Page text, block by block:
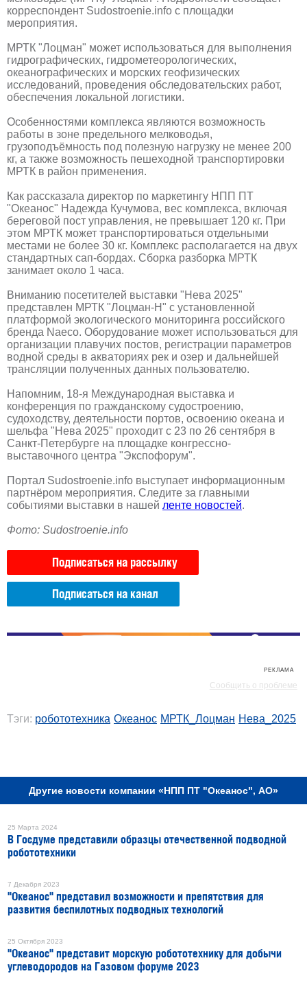
корреспондент Sudostroenie.info с площадки
мероприятия.
МРТК "Лоцман" может использоваться для выполнения
гидрографических, гидрометеорологических,
океанографических и морских геофизических
исследований, проведения обследовательских работ,
обеспечения локальной логистики.
Особенностями комплекса являются возможность
работы в зоне предельного мелководья,
грузоподъёмность под полезную нагрузку не менее 200
кг, а также возможность пешеходной транспортировки
МРТК в район применения.
Как рассказала директор по маркетингу НПП ПТ
"Океанос" Надежда Кучумова, вес комплекса, включая
береговой пост управления, не превышает 120 кг. При
этом МРТК может транспортироваться отдельными
местами не более 30 кг. Комплекс располагается на двух
стандартных сап-бордах. Сборка разборка МРТК
занимает около 1 часа.
Вниманию посетителей выставки "Нева 2025"
представлен МРТК "Лоцман-Н" с установленной
платформой экологического мониторинга российского
бренда Naeco. Оборудование может использоваться для
организации плавучих постов, регистрации параметров
водной среды в акваториях рек и озер и дальнейшей
трансляции полученных данных пользователю.
Напомним, 18-я Международная выставка и
конференция по гражданскому судостроению,
судоходству, деятельности портов, освоению океана и
шельфа "Нева 2025" проходит с 23 по 26 сентября в
Санкт-Петербурге на площадке конгрессно-
выставочного центра "Экспофорум".
Портал Sudostroenie.info выступает информационным
партнёром мероприятия. Следите за главными
событиями выставки в нашей ленте новостей.
Фото: Sudostroenie.info
Подписаться на рассылку
Подписаться на канал
РЕКЛАМА
Сообщить о проблеме
Тэги: робототехника Океанос МРТК_Лоцман Нева_2025
Другие новости компании «НПП ПТ "Океанос", АО»
25 Марта 2024
В Госдуме представили образцы отечественной подводной
робототехники
7 Декабря 2023
"Океанос" представил возможности и препятствия для
развития беспилотных подводных технологий
25 Октября 2023
"Океанос" представит морскую робототехнику для добычи
углеводородов на Газовом форуме 2023